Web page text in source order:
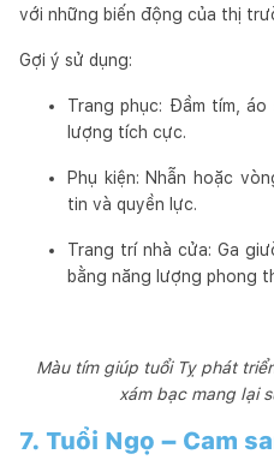
với những biến động của thị
Gợi ý sử dụng:
Trang phục: Đầm tím,
lượng tích cực.
Phụ kiện: Nhẫn hoặc
tin và quyền lực.
Trang trí nhà cửa: Ga
bằng năng lượng phong
Màu tím giúp tuổi Tỵ phát
xám bạc mang lại
7. Tuổi Ngọ – Cam